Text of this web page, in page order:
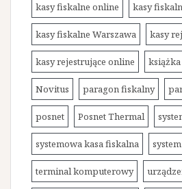
kasy fiskalne online kasy
kasy fiskalne Warszawa kasy
kasy rejestrujące online
Novitus paragon fiskalny
posnet Posnet Thermal
systemowa kasa fiskalna
terminal komputerowy